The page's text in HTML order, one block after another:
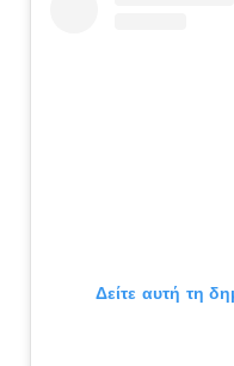
Δείτε αυτή τη